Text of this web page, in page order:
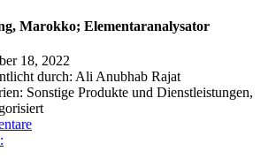
Marokko; Elementaranalysator
18, 2022
durch: Ali Anubhab Rajat
Sonstige Produkte und Dienstleistungen,